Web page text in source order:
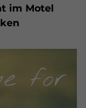
im Motel